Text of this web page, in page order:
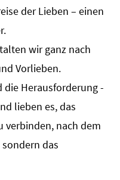
der Lieben – einen
wir ganz nach
Vorlieben.
die Herausforderung -
lieben es, das
nach dem
das